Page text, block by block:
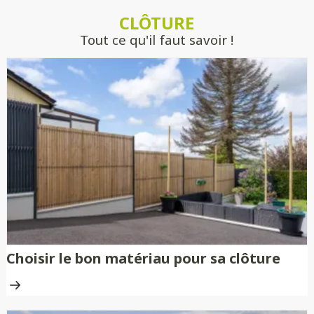
engagement.CLÔTURE
Tout ce qu'il faut savoir !
Choisir le bon matériau pour sa clôture